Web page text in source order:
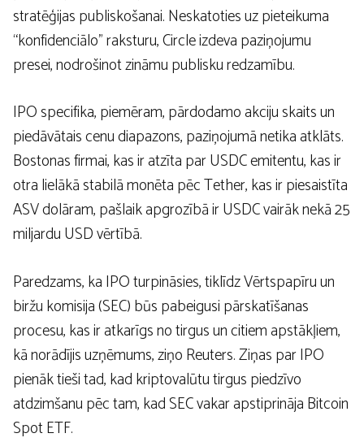
stratēģijas publiskošanai. Neskatoties uz pieteikuma
“konfidenciālo” raksturu, Circle izdeva paziņojumu
presei, nodrošinot zināmu publisku redzamību.
IPO specifika, piemēram, pārdodamo akciju skaits un
piedāvātais cenu diapazons, paziņojumā netika atklāts.
Bostonas firmai, kas ir atzīta par USDC emitentu, kas ir
otra lielākā stabilā monēta pēc Tether, kas ir piesaistīta
ASV dolāram, pašlaik apgrozībā ir USDC vairāk nekā 25
miljardu USD vērtībā.
Paredzams, ka IPO turpināsies, tiklīdz Vērtspapīru un
biržu komisija (SEC) būs pabeigusi pārskatīšanas
procesu, kas ir atkarīgs no tirgus un citiem apstākļiem,
kā norādījis uzņēmums, ziņo Reuters. Ziņas par IPO
pienāk tieši tad, kad kriptovalūtu tirgus piedzīvo
atdzimšanu pēc tam, kad SEC vakar apstiprināja Bitcoin
Spot ETF.